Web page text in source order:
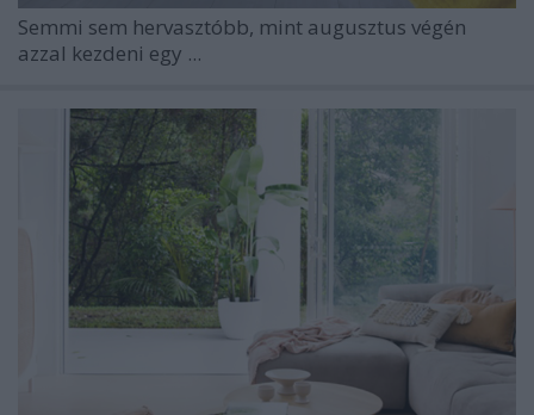
Semmi sem hervasztóbb, mint augusztus végén
azzal kezdeni egy ...